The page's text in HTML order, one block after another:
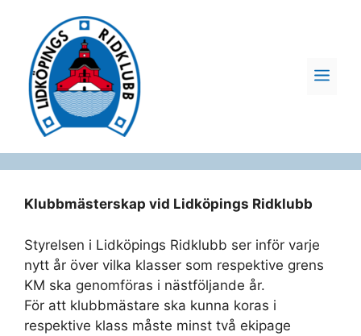
innehåll
Klubbmästerskap vid Lidköpings Ridklubb
Styrelsen i Lidköpings Ridklubb ser inför varje
nytt år över vilka klasser som respektive grens
KM ska genomföras i nästföljande år.
För att klubbmästare ska kunna koras i
respektive klass måste minst två ekipage